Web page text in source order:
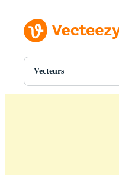
Vecteurs
Toutes Images